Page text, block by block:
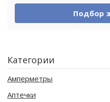
Подбор
Категории
Амперметры
Аптечки